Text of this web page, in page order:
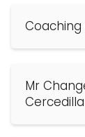
Mr
Cercedilla